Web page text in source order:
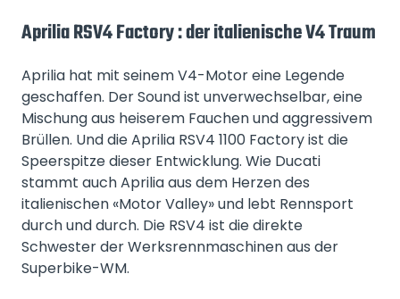
Aprilia RSV4 Factory : der italienische V4 Traum
Aprilia hat mit seinem V4-Motor eine Legende
geschaffen. Der Sound ist unverwechselbar, eine
Mischung aus heiserem Fauchen und aggressivem
Brüllen. Und die Aprilia RSV4 1100 Factory ist die
Speerspitze dieser Entwicklung. Wie Ducati
stammt auch Aprilia aus dem Herzen des
italienischen «Motor Valley» und lebt Rennsport
durch und durch. Die RSV4 ist die direkte
Schwester der Werksrennmaschinen aus der
Superbike-WM.